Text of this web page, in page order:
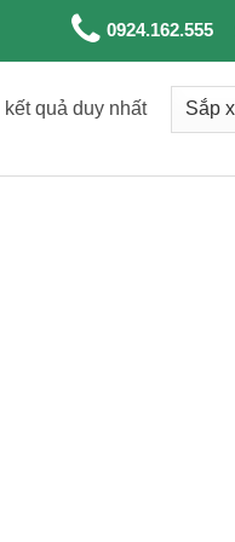
0924.162.555
kết quả duy nhất